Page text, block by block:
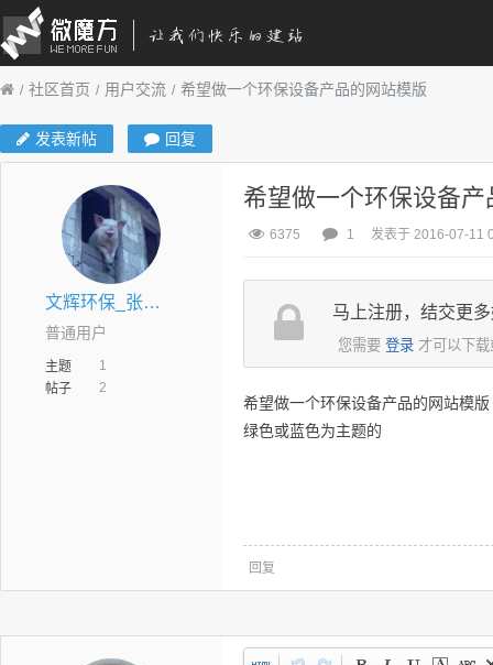
社区首页 用户交流 希望做一个环保设备产品的网站模版
发表新帖 回复
文辉环保_张金涛
普通用户
主题
1
帖子
2
希望做一个环保设备
6375 1 发表于 2016-07-11
马上注册，结交更
您需要 登录 才可以下
希望做一个环保设备产品的网站模版
绿色或蓝色为主题的
回复